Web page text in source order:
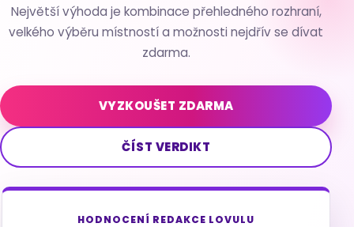
Největší výhoda je kombinace přehledného rozhraní,
velkého výběru místností a možnosti nejdřív se dívat
zdarma.
VYZKOUŠET ZDARMA
ČÍST VERDIKT
HODNOCENÍ REDAKCE LOVULU